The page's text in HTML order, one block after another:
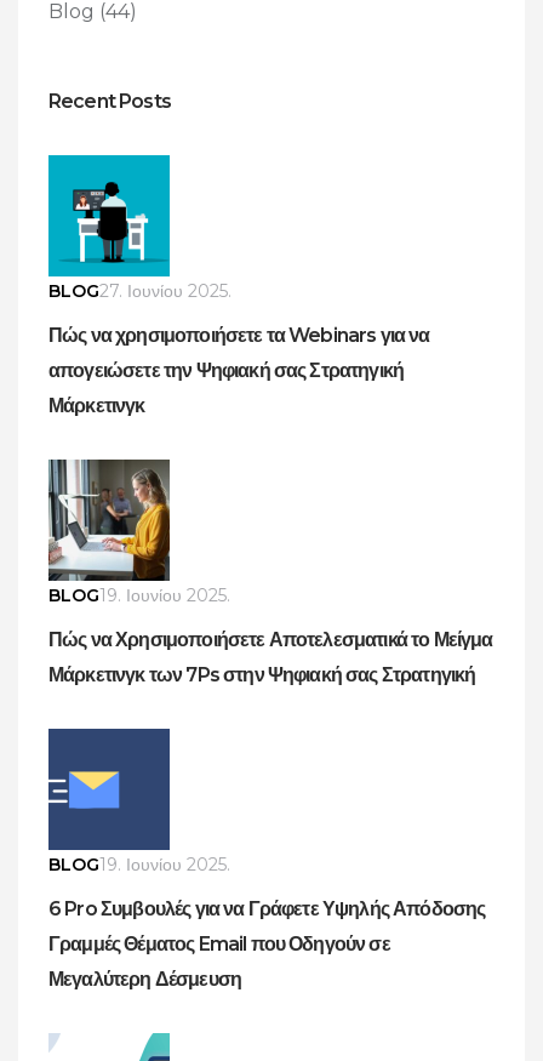
Blog (44)
Recent Posts
BLOG27. Ιουνίου 2025.
Πώς να χρησιμοποιήσετε τα Webinars για να
απογειώσετε την Ψηφιακή σας Στρατηγική
Μάρκετινγκ
BLOG19. Ιουνίου 2025.
Πώς να Χρησιμοποιήσετε Αποτελεσματικά το Μείγμα
Μάρκετινγκ των 7Ps στην Ψηφιακή σας Στρατηγική
BLOG19. Ιουνίου 2025.
6 Pro Συμβουλές για να Γράφετε Υψηλής Απόδοσης
Γραμμές Θέματος Email που Οδηγούν σε
Μεγαλύτερη Δέσμευση